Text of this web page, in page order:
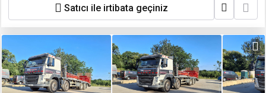
Satıcı ile irtibata geçiniz